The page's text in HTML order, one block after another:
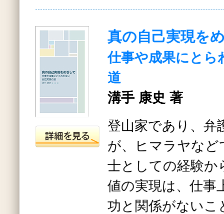
真の自己実現を
仕事や成果にとら
道
溝手 康史 著
登山家であり、弁
が、ヒマラヤなど
士としての経験か
値の実現は、仕事
功と関係がないこ